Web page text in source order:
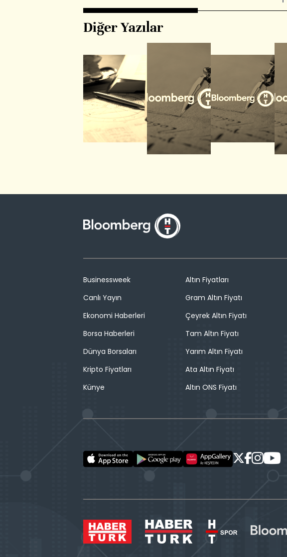
Diğer Yazılar
Businessweek
Canlı Yayın
Ekonomi Haberleri
Borsa Haberleri
Dünya Borsaları
Kripto Fiyatları
Künye
Altın Fiyatları
Gram Altın Fiyatı
Çeyrek Altın Fiyatı
Tam Altın Fiyatı
Yarım Altın Fiyatı
Ata Altın Fiyatı
Altın ONS Fiyatı